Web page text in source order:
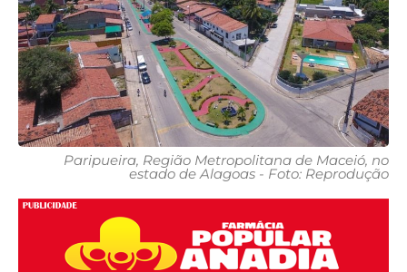
Paripueira, Região Metropolitana de Maceió, no
estado de Alagoas - Foto: Reprodução